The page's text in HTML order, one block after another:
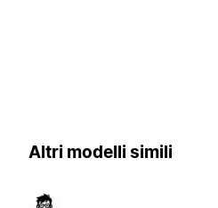
Altri modelli simili